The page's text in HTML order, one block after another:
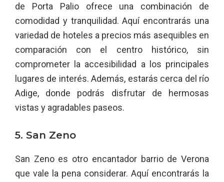
de Porta Palio ofrece una combinación de
comodidad y tranquilidad. Aquí encontrarás una
variedad de hoteles a precios más asequibles en
comparación con el centro histórico, sin
comprometer la accesibilidad a los principales
lugares de interés. Además, estarás cerca del río
Adige, donde podrás disfrutar de hermosas
vistas y agradables paseos.
5. San Zeno
San Zeno es otro encantador barrio de Verona
que vale la pena considerar. Aquí encontrarás la